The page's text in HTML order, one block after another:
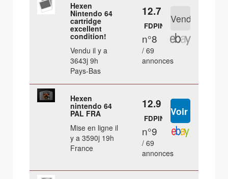
Hexen
Nintendo 64
cartridge
excellent
condition!
Vendu il y a
3643j 9h
Pays-Bas
12.7 €
FDPIN
n°8
/ 69
annonces
Hexen
nintendo 64
PAL FRA
Mise en ligne il
y a 3590j 19h
France
12.9 €
FDPIN
n°9
/ 69
annonces